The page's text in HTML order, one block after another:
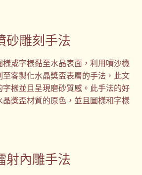
砂雕刻手法
或字樣黏至水晶表面，利用噴沙機
客製化水晶獎盃表層的手法，此文
樣並且呈現磨砂質感。此手法的好
獎盃材質的原色，並且圖樣和字樣
射內雕手法